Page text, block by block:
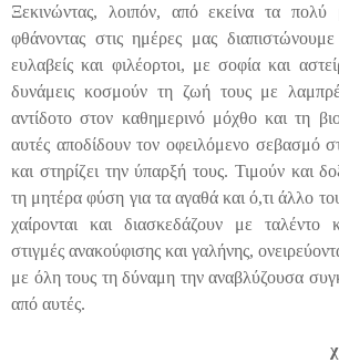
Ξεκινώντας, λοιπόν, από εκείνα τα πολύ
φθάνοντας στις ημέρες μας
ευλαβείς και φιλέορτοι, με σοφία και
δυνάμεις κοσμούν τη ζωή τους με
αντίδοτο στον καθημερινό μόχθο και τη
αυτές αποδίδουν τον οφειλόμενο σεβασμό
και στηρίζει την ύπαρξή τους. Τιμούν και
τη μητέρα φύση για τα αγαθά και ό,τι άλλο
χαίρονται και διασκεδάζουν με ταλέντο
στιγμές ανακούφισης και γαλήνης,
με όλη τους τη δύναμη την αναβλύζουσα
από αυτές.